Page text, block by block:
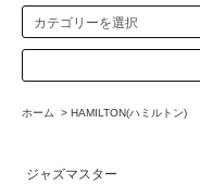
ホーム > HAMILTON(ハミルトン)
ジャズマスター